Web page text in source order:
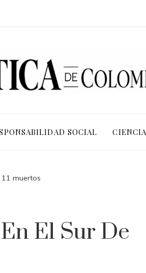
SOCIAL
11 muertos
El Sur De